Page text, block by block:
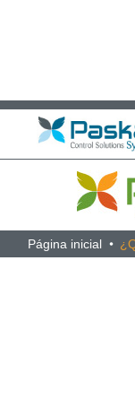
Página inicial